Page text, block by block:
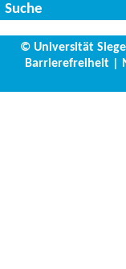
Suche
© Universität
Barrierefreiheit